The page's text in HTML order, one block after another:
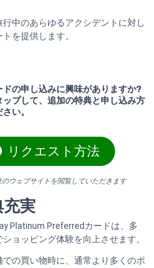
行中のあらゆるアクシデントに対し
を提供します。
ドの申し込みに興味がありますか?
プして、追加の特典と申し込み方
い。
リクエスト方法
のウェブサイトを閲覧していただきます
実
Platinum Preferredカードは、多
ョッピング体験を向上させます。
の買い物時に、通常より多くのポ